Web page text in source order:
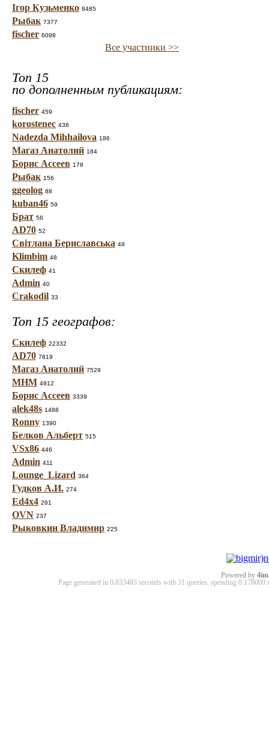
Ігор Кузьменко 8485
Рыбак 7377
fischer 6098
Все участники >>
Топ 15
по дополненным публикациям:
fischer 459
korostenec 436
Nadezda Mihhailova 186
Магаз Анатолий 184
Борис Ассеев 178
Рыбак 156
ggeolog 88
kuban46 59
Брат 56
AD70 52
Світлана Бериславська 49
Klimbim 48
Скилеф 41
Admin 40
Crakodil 33
Топ 15 географов:
Скилеф 22332
AD70 7819
Магаз Анатолий 7529
МНМ 4912
Борис Ассеев 3339
alek48s 1488
Ronny 1390
Белков Альберт 515
VSx86 446
Admin 411
Lounge_Lizard 364
Гудков А.И. 274
Ed4x4 261
OVN 237
Рыковкин Владимир 225
Powered by
Page generated in 0.833483 seconds with 31 queries, spending